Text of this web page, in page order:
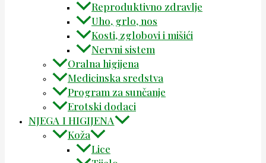
Reproduktivno zdravlje
Uho, grlo, nos
Kosti, zglobovi i mišići
Nervni sistem
Oralna higijena
Medicinska sredstva
Program za sunčanje
Erotski dodaci
NJEGA I HIGIJENA
Koža
Lice